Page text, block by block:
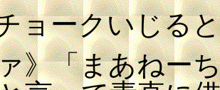
ョークいじる
》「まあねー